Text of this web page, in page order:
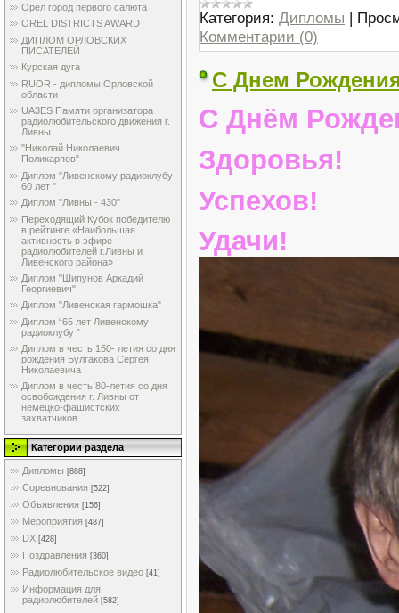
Орел город первого салюта
OREL DISTRICTS AWARD
ДИПЛОМ ОРЛОВСКИХ
ПИСАТЕЛЕЙ
Курская дуга
RUOR - дипломы Орловской
области
UA3ES Памяти организатора
радиолюбительского движения г.
Ливны.
"Николай Николаевич
Поликарпов"
Диплом "Ливенскому радиоклубу
60 лет "
Диплом "Ливны - 430"
Переходящий Кубок победителю
в рейтинге «Наибольшая
активность в эфире
радиолюбителей г.Ливны и
Ливенского района»
Диплом "Шипунов Аркадий
Георгиевич"
Диплом "Ливенская гармошка"
Диплом “65 лет Ливенскому
радиоклубу ”
Диплом в честь 150- летия со дня
рождения Булгакова Сергея
Николаевича
Диплом в честь 80-летия со дня
освобождения г. Ливны от
немецко-фашистских
захватчиков.
Категории раздела
Дипломы [888]
Соревнования [522]
Объявления [156]
Мероприятия [487]
DX [428]
Поздравления [360]
Радиолюбительское видео [41]
Информация для
радиолюбителей [582]
Категория: Дипломы |
Комментарии (0)
С Днем
С Днём
Здоровья!
Успехов!
Удачи!